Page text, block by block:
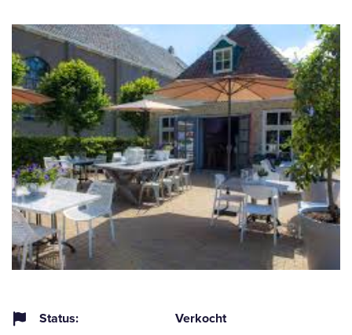
Status:
Verkocht